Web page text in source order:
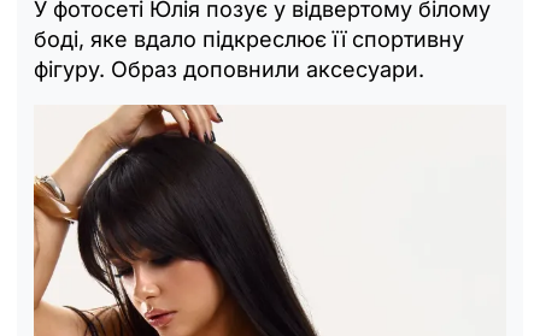
У фотосеті Юлія позує у відвертому білому
боді, яке вдало підкреслює її спортивну
фігуру. Образ доповнили аксесуари.